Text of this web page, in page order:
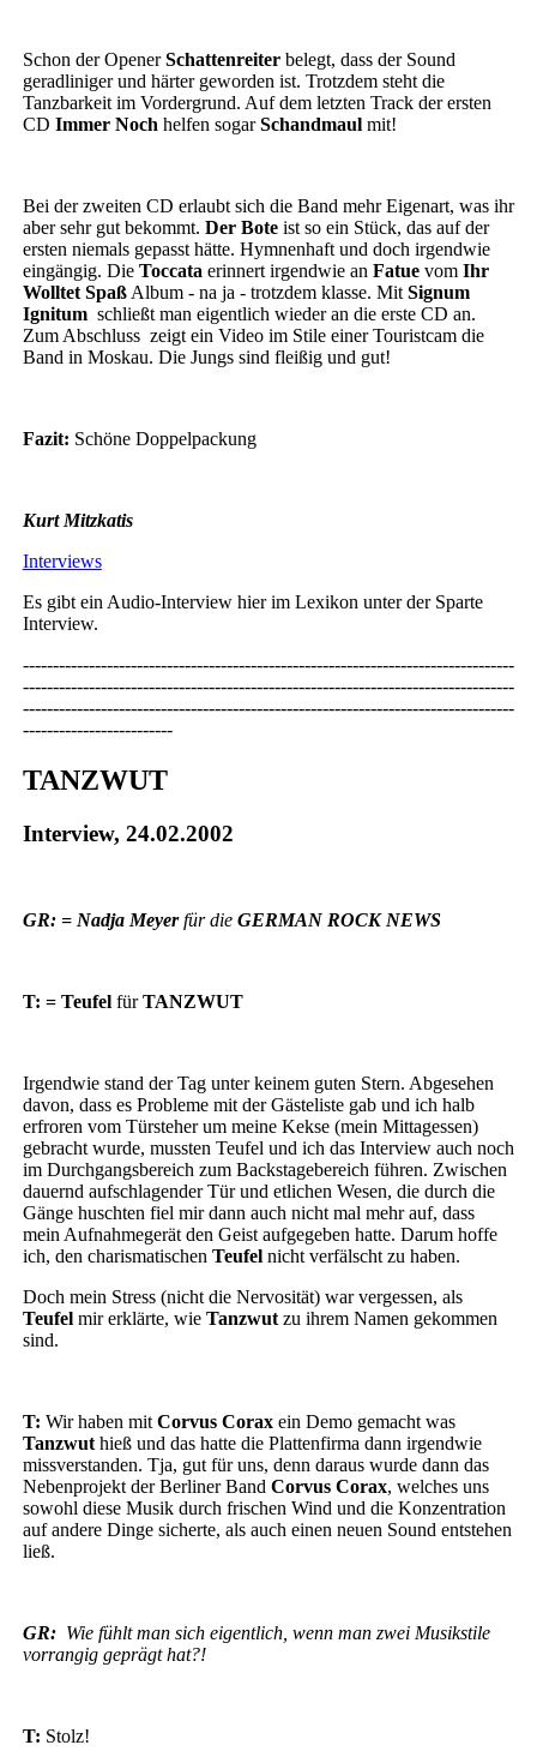
Schon der OpenerSchattenreiterbelegt, dass der Sound
geradliniger und härter geworden ist. Trotzdem steht die
Tanzbarkeit im Vordergrund. Auf dem letzten Track der ersten
CD Immer Noch helfen sogarSchandmaul mit!
Bei der zweiten CD erlaubt sich die Band mehr Eigenart, was ihr
aber sehr gut bekommt. Der Boteist so ein Stück, das auf der
ersten niemals gepasst hätte. Hymnenhaft und doch irgendwie
eingängig. Die Toccata erinnert irgendwie an Fatuevom Ihr
Wolltet SpaßAlbum - na ja - trotzdem klasse. Mit Signum
Ignitumschließt man eigentlich wieder an die erste CD an.
Zum Abschluss zeigt ein Video im Stile einer Touristcam die
Band in Moskau. Die Jungs sind fleißig und gut!
Fazit: Schöne Doppelpackung
Kurt Mitzkatis
Interviews
Es gibt ein Audio-Interview hier im Lexikon unter der Sparte
Interview.
----------------------------------------------------------------------------------
----------------------------------------------------------------------------------
----------------------------------------------------------------------------------
-------------------------
TANZWUT
Interview, 24.02.2002
GR: = Nadja Meyerfür die GERMAN ROCK NEWS
T: = Teufel fürTANZWUT
Irgendwie stand der Tag unter keinem guten Stern. Abgesehen
davon, dass es Probleme mit der Gästeliste gab und ich halb
erfroren vom Türsteher um meine Kekse (mein Mittagessen)
gebracht wurde, mussten Teufel und ich das Interview auch noch
im Durchgangsbereich zum Backstagebereich führen. Zwischen
dauernd aufschlagender Tür und etlichen Wesen, die durch die
Gänge huschten fiel mir dann auch nicht mal mehr auf, dass
mein Aufnahmegerät den Geist aufgegeben hatte. Darum hoffe
ich, den charismatischen Teufelnicht verfälscht zu haben.
Doch mein Stress (nicht die Nervosität) war vergessen, als
Teufelmir erklärte, wie Tanzwutzu ihrem Namen gekommen
sind.
T: Wir haben mitCorvus Coraxein Demo gemacht was
Tanzwuthieß und das hatte die Plattenfirma dann irgendwie
missverstanden. Tja, gut für uns, denn daraus wurde dann das
Nebenprojekt der Berliner Band Corvus Corax, welches uns
sowohl diese Musik durch frischen Wind und die Konzentration
auf andere Dinge sicherte, als auch einen neuen Sound entstehen
ließ.
GR: Wie fühlt man sich eigentlich, wenn man zwei Musikstile
vorrangig geprägt hat?!
T: Stolz!